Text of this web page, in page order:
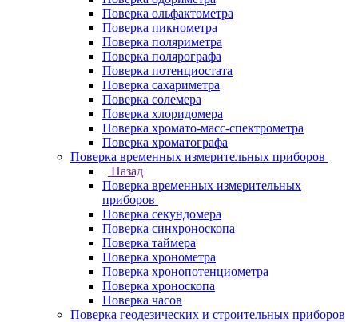
Поверка ольфактометра
Поверка пикнометра
Поверка поляриметра
Поверка полярографа
Поверка потенциостата
Поверка сахариметра
Поверка солемера
Поверка хлоридомера
Поверка хромато-масс-спектрометра
Поверка хроматографа
Поверка временных измерительных приборов
Назад
Поверка временных измерительных
приборов
Поверка секундомера
Поверка синхроноскопа
Поверка таймера
Поверка хронометра
Поверка хронопотенциометра
Поверка хроноскопа
Поверка часов
Поверка геодезических и строительных приборов